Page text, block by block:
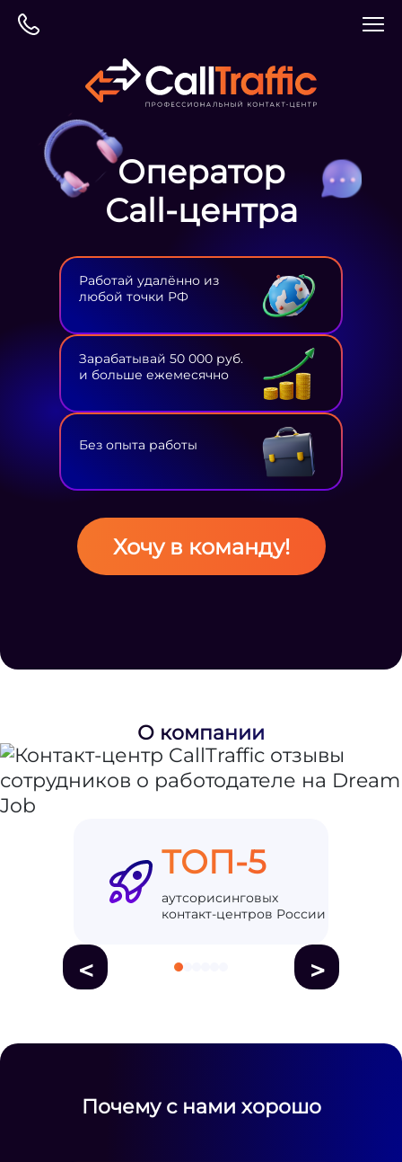
Оператор
Сall-центра
Работай удалённо из
любой точки РФ
Зарабатывай 50 000 руб.
и больше ежемесячно
Без опыта работы
Хочу в команду!
О компании
ТОП-5
аутсорисинговых
контакт-центров России
< >
Почему с нами хорошо